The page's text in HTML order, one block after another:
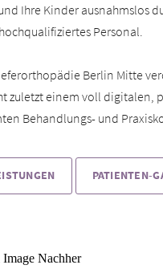
Ihre Kinder ausnahmslos
hochqualifiziertes Personal.
Berlin Mitte
zuletzt einem voll digitalen,
Behandlungs- und
PATIENTEN-